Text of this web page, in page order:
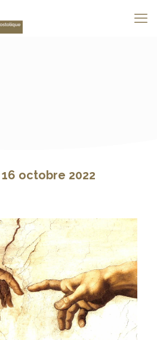
octobre 2022